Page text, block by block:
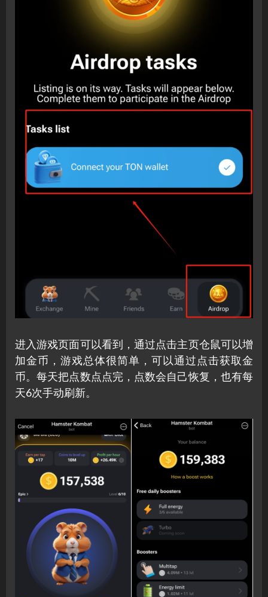
进入游戏页面可以看到，通过点击主页仓鼠可以增
加金币，游戏总体很简单，可以通过点击获取金
币。每天把点数点点完，点数会自己恢复，也有每
天6次手动刷新。